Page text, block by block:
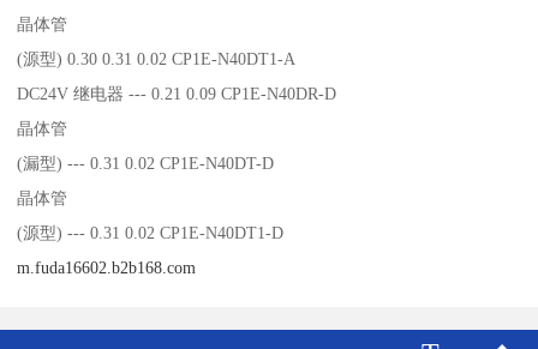
晶体管
(源型) 0.30 0.31 0.02 CP1E-N40DT1-A
DC24V 继电器 --- 0.21 0.09 CP1E-N40DR-D
晶体管
(漏型) --- 0.31 0.02 CP1E-N40DT-D
晶体管
(源型) --- 0.31 0.02 CP1E-N40DT1-D
m.fuda16602.b2b168.com